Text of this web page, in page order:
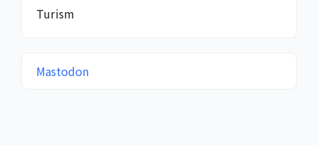
Turism
Mastodon